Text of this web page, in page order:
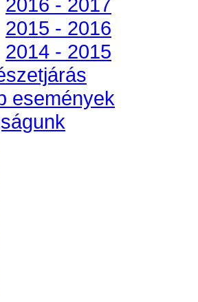
2015 - 2016
2014 - 2015
események